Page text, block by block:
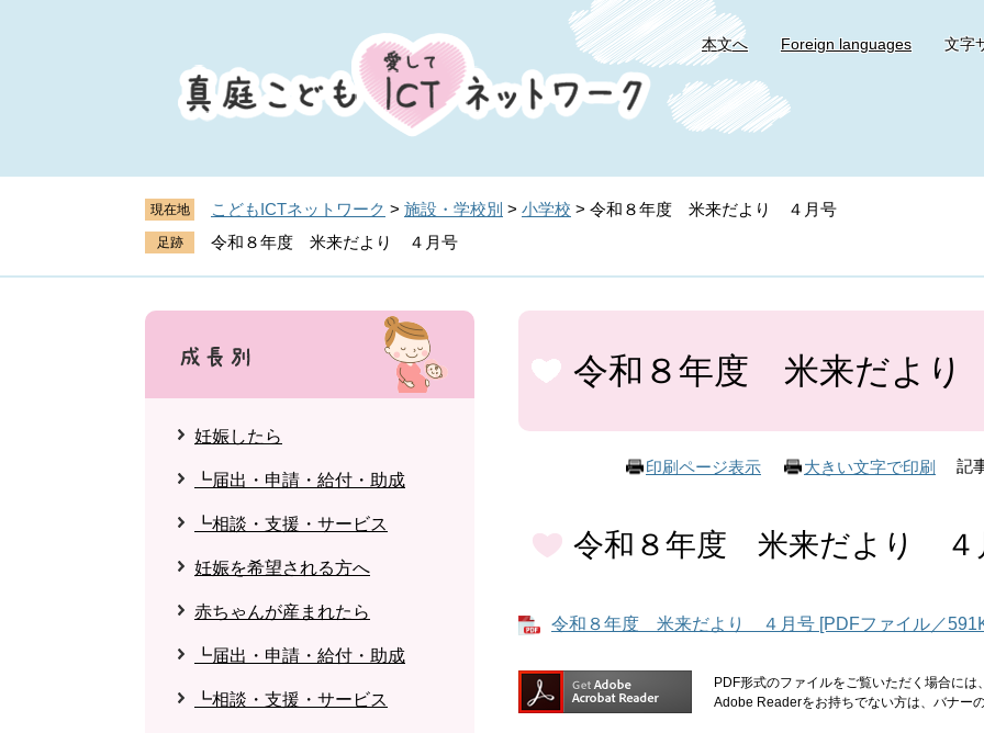
文
本文へ Foreign languages 文字
現在地 こどもICTネットワーク > 施設・学校別 > 小学校 > 令和８年度 米来だより ４月号
令和８年度 米来だより ４月号
本
令和８年度 米来だよ
印刷ページ表示 大きい文字で印刷 記
令和８年度 米来だより ４
令和８年度 米来だより ４月号 [PDFファイル／
PDF形式のファイルをご覧いただく場合に
Adobe Readerをお持ちでない方は、バナー
妊娠したら
┗届出・申請・給付・助成
┗相談・支援・サービス
妊娠を希望される方へ
赤ちゃんが産まれたら
┗届出・申請・給付・助成
┗相談・支援・サービス